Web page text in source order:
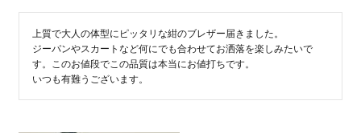
上質で大人の体型にピッタリな紺のブレザー届きました。
ジーパンやスカートなど何にでも合わせてお洒落を楽しみたいで
す。このお値段でこの品質は本当にお値打ちです。
いつも有難うございます。